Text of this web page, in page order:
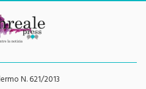
N. 621/2013